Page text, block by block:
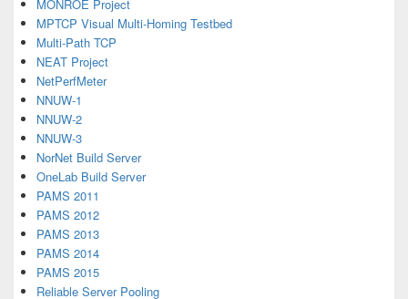
MONROE Project
MPTCP Visual Multi-Homing Testbed
Multi-Path TCP
NEAT Project
NetPerfMeter
NNUW-1
NNUW-2
NNUW-3
NorNet Build Server
OneLab Build Server
PAMS 2011
PAMS 2012
PAMS 2013
PAMS 2014
PAMS 2015
Reliable Server Pooling